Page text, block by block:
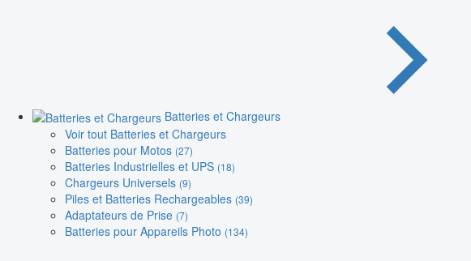
Batteries et Chargeurs
Voir tout Batteries et Chargeurs
Batteries pour Motos (27)
Batteries Industrielles et UPS (18)
Chargeurs Universels (9)
Piles et Batteries Rechargeables (39)
Adaptateurs de Prise (7)
Batteries pour Appareils Photo (134)